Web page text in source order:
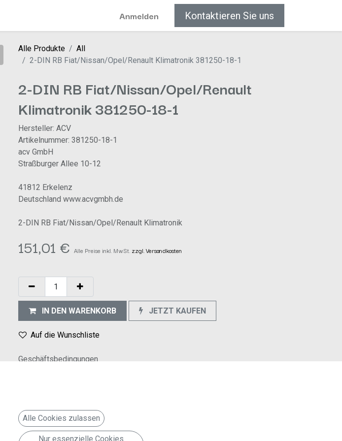
Anmelden Kontaktieren Sie uns
Alle Produkte
All
2-DIN RB Fiat/Nissan/Opel/Renault Klimatronik 381250-18-1
2-DIN RB Fiat/Nissan/Opel/Renault
Klimatronik 381250-18-1
Hersteller: ACV
Artikelnummer: 381250-18-1
acv GmbH
Straßburger Allee 10-12
41812 Erkelenz
Deutschland www.acvgmbh.de
2-DIN RB Fiat/Nissan/Opel/Renault Klimatronik
151,01 € Alle Preise inkl. MwSt. zzgl. Versandkosten
IN DEN WARENKORB JETZT KAUFEN
Auf die Wunschliste
Geschäftsbedingungen
Alle Cookies zulassen
Nur essenzielle Cookies